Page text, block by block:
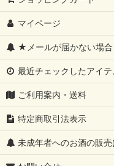
マイページ
★メールが届かない場
最近チェックしたアイテ
ご利用案内・送料
特定商取引法表示
未成年者へのお酒の販